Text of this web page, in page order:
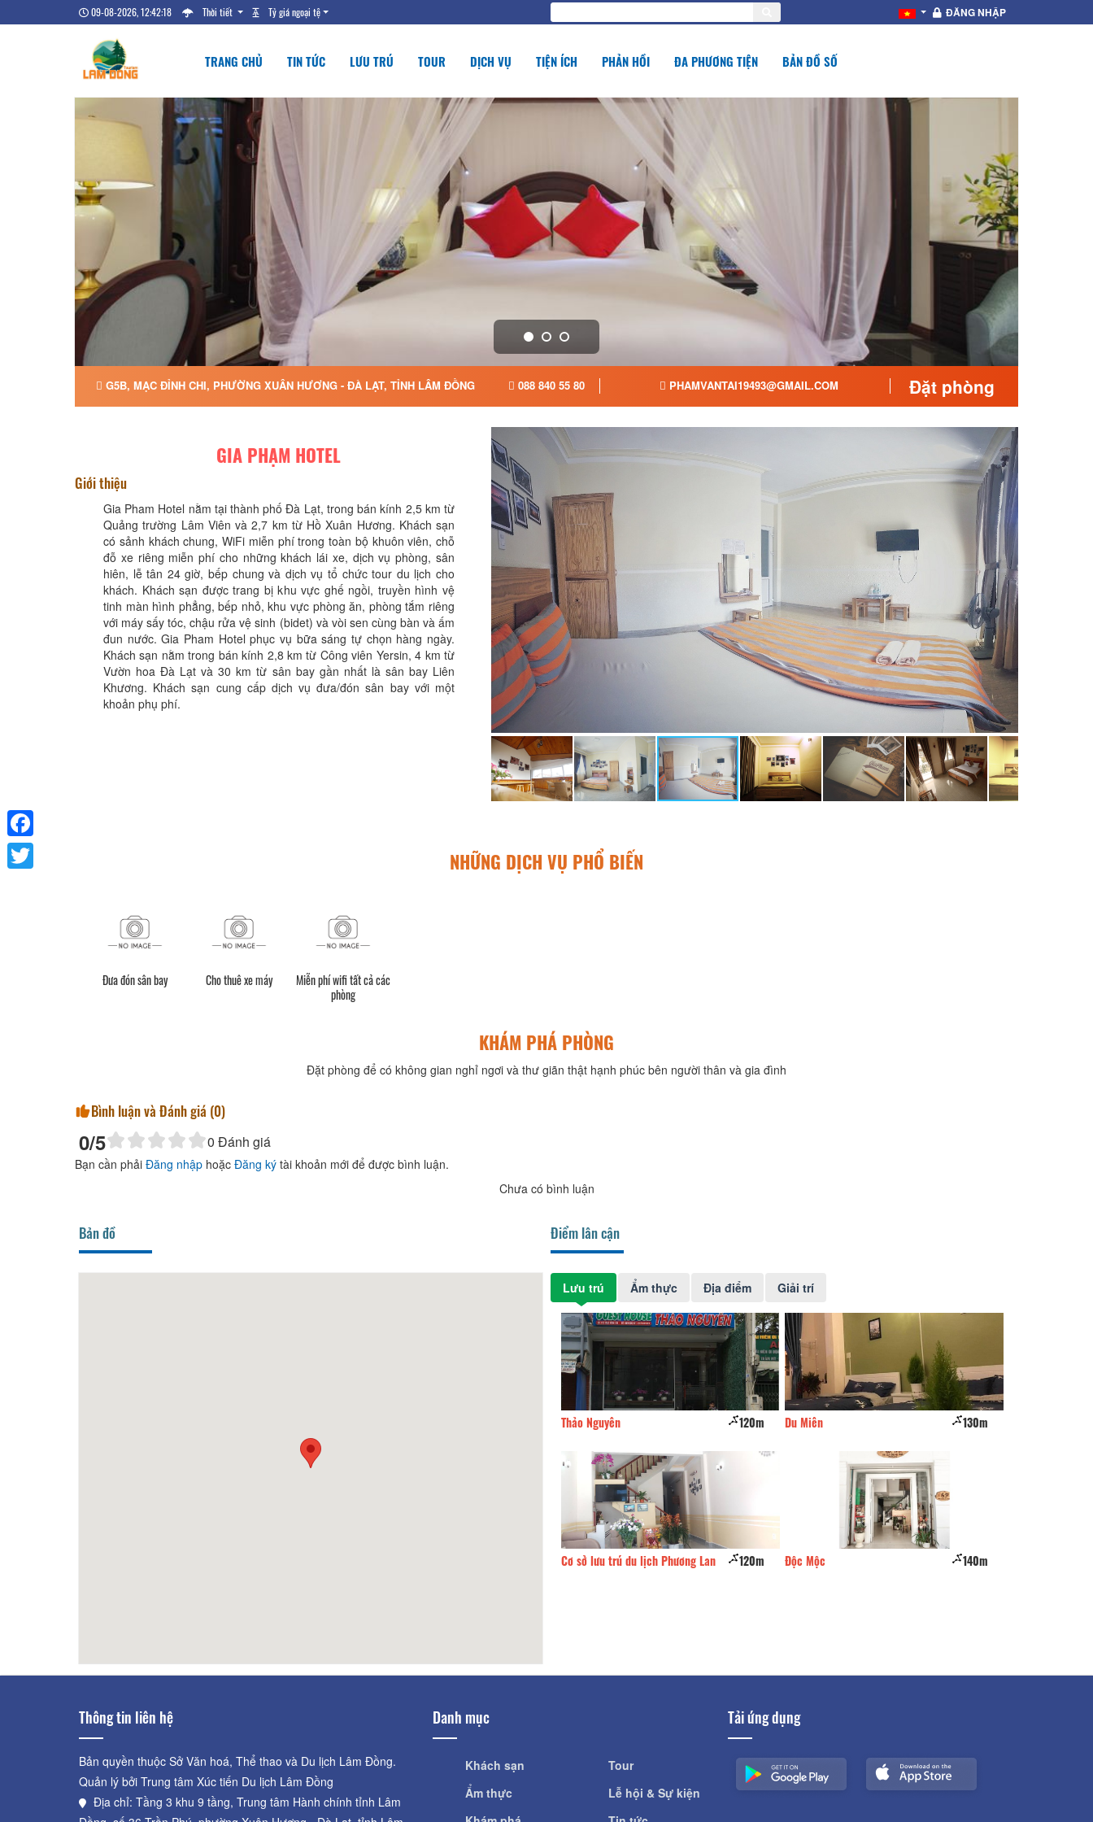
09-08-2026, 12:42:19 Thời tiết Tỷ giá ngoại tệ ĐĂNG NHẬP
TRANG CHỦ TIN TỨC LƯU TRÚ TOUR DỊCH VỤ TIỆN ÍCH PHẢN HỒI ĐA PHƯƠNG TIỆN BẢN ĐỒ SỐ
G5B, MẠC ĐỈNH CHI, PHƯỜNG XUÂN HƯƠNG - ĐÀ LẠT, TỈNH LÂM ĐỒNG 088 840 55 80 PHAMVANTAI19493@GMAIL.COM Đặt phòng
GIA PHẠM HOTEL
Giới thiệu
Gia Pham Hotel nằm tại thành phố Đà Lạt, trong bán kính 2,5 km từ
Quảng trường Lâm Viên và 2,7 km từ Hồ Xuân Hương. Khách sạn
có sảnh khách chung, WiFi miễn phí trong toàn bộ khuôn viên, chỗ
đỗ xe riêng miễn phí cho những khách lái xe, dịch vụ phòng, sân
hiên, lễ tân 24 giờ, bếp chung và dịch vụ tổ chức tour du lịch cho
khách. Khách sạn được trang bị khu vực ghế ngồi, truyền hình vệ
tinh màn hình phẳng, bếp nhỏ, khu vực phòng ăn, phòng tắm riêng
với máy sấy tóc, chậu rửa vệ sinh (bidet) và vòi sen cùng bàn và ấm
đun nước. Gia Pham Hotel phục vụ bữa sáng tự chọn hàng ngày.
Khách sạn nằm trong bán kính 2,8 km từ Công viên Yersin, 4 km từ
Vườn hoa Đà Lạt và 30 km từ sân bay gần nhất là sân bay Liên
Khương. Khách sạn cung cấp dịch vụ đưa/đón sân bay với một
khoản phụ phí.
NHỮNG DỊCH VỤ PHỔ BIẾN
Đưa đón sân bay Cho thuê xe máy
Miễn phí wifi tất cả các
phòng
KHÁM PHÁ PHÒNG
Đặt phòng để có không gian nghỉ ngơi và thư giãn thật hạnh phúc bên người thân và gia đình
Bình luận và Đánh giá (0)
0/5 0 Đánh giá
Bạn cần phải Đăng nhập hoặc Đăng ký tài khoản mới để được bình luận.
Chưa có bình luận
Bản đồ Điểm lân cận
Lưu trú Ẩm thực Địa điểm Giải trí
Thảo Nguyên 120m
Cơ sở lưu trú du lịch Phương Lan 120m
Du Miên 130m
Độc Mộc 140m
Thông tin liên hệ
Bản quyền thuộc Sở Văn hoá, Thể thao và Du lịch Lâm Đồng.
Quản lý bởi Trung tâm Xúc tiến Du lịch Lâm Đồng
Địa chỉ: Tầng 3 khu 9 tầng, Trung tâm Hành chính tỉnh Lâm
Danh mục
Khách sạn
Ẩm thực
Tour
Lễ hội & Sự kiện
Tải ứng dụng
Facebook